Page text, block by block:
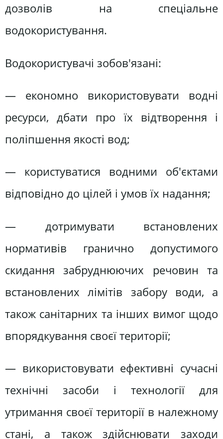
дозволів на спеціальне
водокористування.
Водокористувачі зобов'язані:
— економно використовувати водні
ресурси, дбати про їх відтворення і
поліпшення якості вод;
— користуватися водними об'єктами
відповідно до цілей і умов їх надання;
— дотримувати встановлених
нормативів гранично допустимого
скидання забруднюючих речовин та
встановлених лімітів забору води, а
також санітарних та інших вимог щодо
впорядкування своєї території;
— використовувати ефективні сучасні
технічні засоби і технології для
утримання своєї території в належному
стані, а також здійснювати заходи